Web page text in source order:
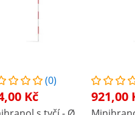
(0)
Kč 921,00